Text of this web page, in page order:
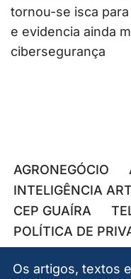
tornou-se isca
e evidencia ainda
cibersegurança
AGRONEGÓCIO
INTELIGÊNCIA
CEP GUAÍRA
POLÍTICA DE
Os artigos, textos